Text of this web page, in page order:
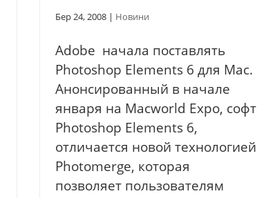
Бер 24, 2008| Новини
Adobe начала поставлять
Photoshop Elements 6 для Mac.
Анонсированный в начале
января на Macworld Expo, софт
Photoshop Elements 6,
отличается новой технологией
Photomerge, которая
позволяет пользователям